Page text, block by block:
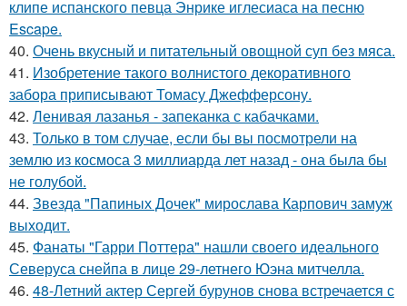
клипе испанского певца Энрике иглесиаса на песню
Escape.
40. Очень вкусный и питательный овощной суп без мяса.
41. Изобретение такого волнистого декоративного
забора приписывают Томасу Джефферсону.
42. Ленивая лазанья - запеканка с кабачками.
43. Только в том случае, если бы вы посмотрели на
землю из космоса 3 миллиарда лет назад - она была бы
не голубой.
44. Звезда "Папиных Дочек" мирослава Карпович замуж
выходит.
45. Фанаты "Гарри Поттера" нашли своего идеального
Северуса снейпа в лице 29-летнего Юэна митчелла.
46. 48-Летний актер Сергей бурунов снова встречается с